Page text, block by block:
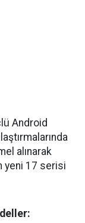
Android
alınarak
yeni 17 serisi